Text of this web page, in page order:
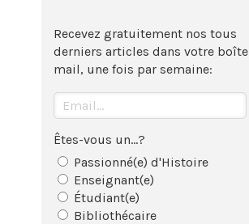
Recevez gratuitement nos tous
derniers articles dans votre boîte
mail, une fois par semaine:
Êtes-vous un...?
Passionné(e) d'Histoire
Enseignant(e)
Étudiant(e)
Bibliothécaire